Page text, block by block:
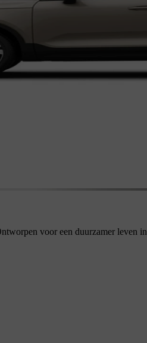
voor een duurzamer leven